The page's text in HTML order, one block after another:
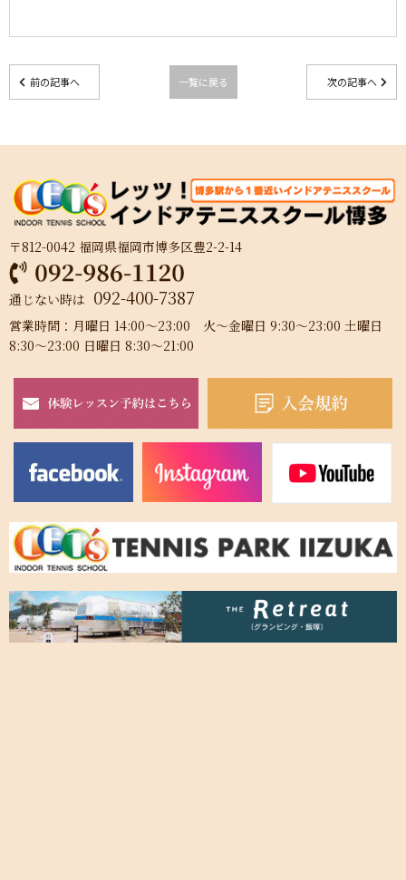
前の記事へ 一覧に戻る 次の記事へ
〒812-0042 福岡県福岡市博多区豊2-2-14
通じない時は 092-400-7387
営業時間：月曜日 14:00～23:00 火～金曜日 9:30～23:00 土曜日
8:30～23:00 日曜日 8:30～21:00